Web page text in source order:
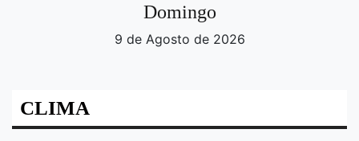
Domingo
9 de Agosto de 2026
CLIMA